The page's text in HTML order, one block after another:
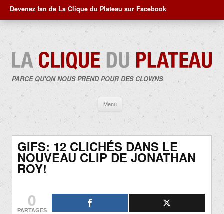
Devenez fan de La Clique du Plateau sur Facebook
PARCE QU'ON NOUS PREND POUR DES CLOWNS
Menu
contenu
GIFS: 12 CLICHÉS DANS LE
NOUVEAU CLIP DE JONATHAN
ROY!
0
PARTAGES